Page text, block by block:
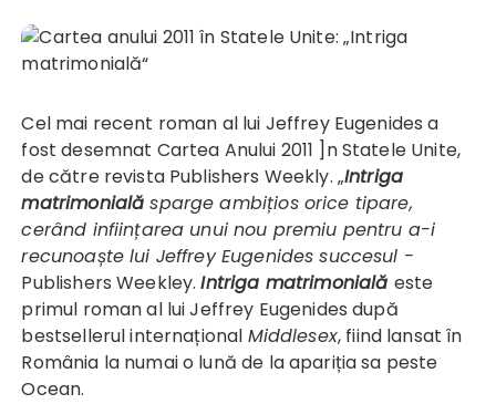
Cel mai recent roman al lui Jeffrey Eugenides a
fost desemnat Cartea Anului 2011 ]n Statele Unite,
de către revista Publishers Weekly. „Intriga
matrimonială sparge ambițios orice tipare,
cerând inființarea unui nou premiu pentru a-i
recunoaște lui Jeffrey Eugenides succesul -
Publishers Weekley.Intriga matrimonială este
primul roman al lui Jeffrey Eugenides după
bestsellerul internațional Middlesex, fiind lansat în
România la numai o lună de la apariția sa peste
Ocean.